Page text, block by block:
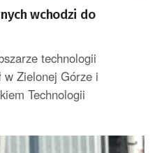
wchodzi do
technologii
w Zielonej Górze i
Technologii